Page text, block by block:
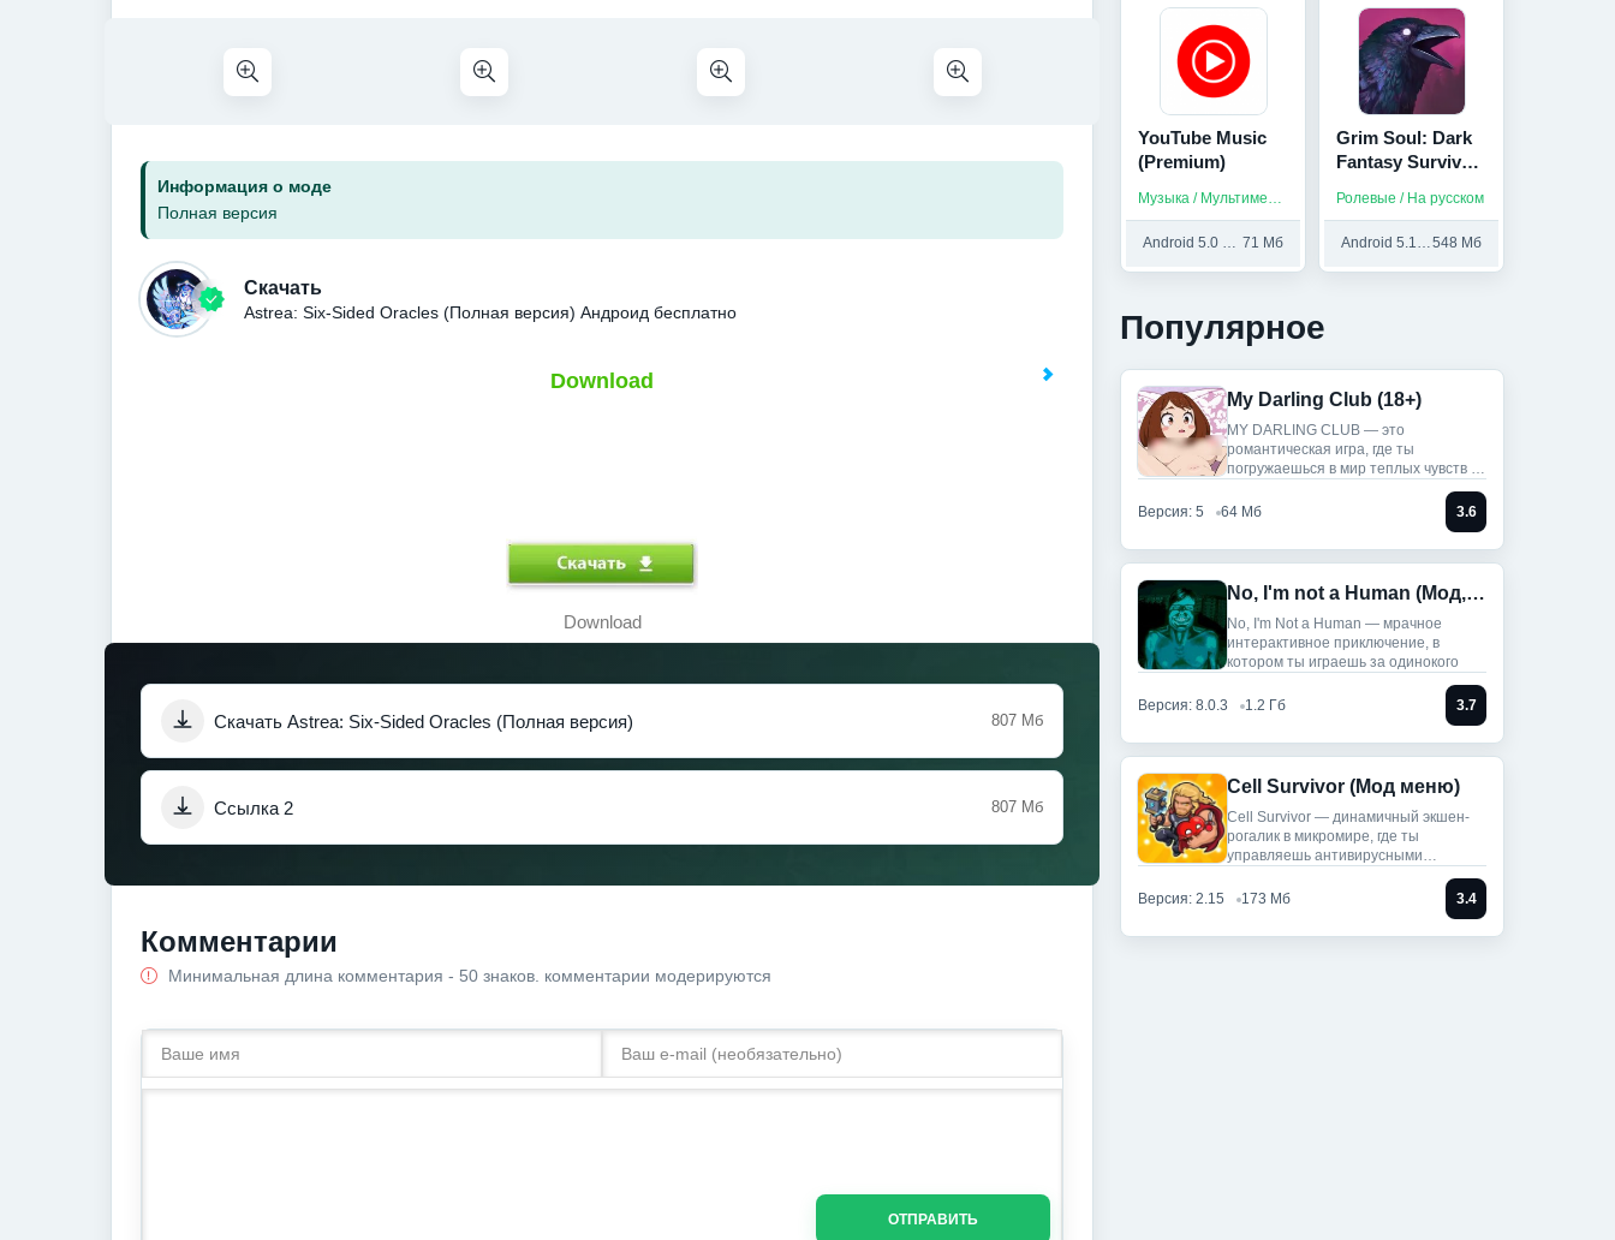
Информация о моде
Полная версия
Скачать
Astrea: Six-Sided Oracles (Полная версия) Андроид бесплатно
Download
Download
Скачать Astrea: Six-Sided Oracles (Полная версия) 807 Мб
Ссылка 2 807 Мб
Комментарии
Минимальная длина комментария - 50 знаков. комментарии модерируются
ОТПРАВИТЬ
YouTube Music
(Premium)
Музыка / Мультимедиа / Приложения на русском
Android 5.0 и выше 71 Мб
Grim Soul: Dark
Fantasy Survival
Бесплатный
крафт)
Ролевые / На русском
Android 5.1 и выше548 Мб
Популярное
My Darling Club (18+)
MY DARLING CLUB — это
романтическая игра, где ты
погружаешься в мир теплых чувств и
Версия: 5
64 Мб 3.6
No, I'm not a Human (Мод, Unlocked)
No, I'm Not a Human — мрачное
интерактивное приключение, в
котором ты играешь за одинокого
Версия: 8.0.3 1.2 Гб 3.7
Cell Survivor (Мод меню)
Cell Survivor — динамичный экшен-
рогалик в микромире, где ты
управляешь антивирусными
Версия: 2.15
173 Мб 3.4